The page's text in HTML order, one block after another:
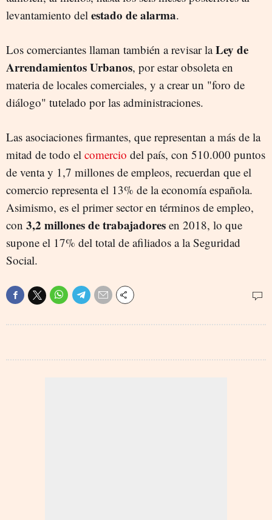
levantamiento del estado de alarma.
Los comerciantes llaman también a revisar laLey de
Arrendamientos Urbanos, por estar obsoleta en
materia de locales comerciales, y a crear un "foro de
diálogo" tutelado por las administraciones.
Las asociaciones firmantes, que representan a más de la
mitad de todo el comercio del país, con 510.000 puntos
de venta y 1,7 millones de empleos, recuerdan que el
comercio representa el 13% de la economía española.
Asimismo, es el primer sector en términos de empleo,
con 3,2 millones de trabajadores en 2018, lo que
supone el 17% del total de afiliados a la Seguridad
Social.